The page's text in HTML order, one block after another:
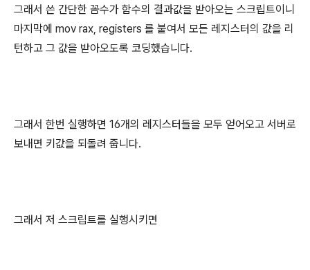
그래서 쓴 간단한 꼼수가 함수의 결과값을 받아오는 스크립트이니
마지막에 mov rax, registers 를 붙여서 모든 레지스터의 값을 리
턴하고 그 값을 받아오도록 코딩했습니다.
그래서 한번 실행하면 16개의 레지스터들을 모두 얻어오고 서버로
보내면 키값을 되돌려 줍니다.
그래서 저 스크립트를 실행시키면